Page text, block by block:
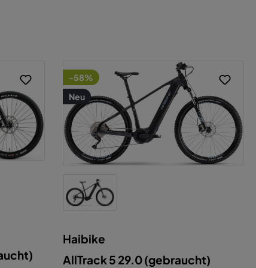
-58%
Neu
Haibike
AllTrack 5 29.0 (gebraucht)